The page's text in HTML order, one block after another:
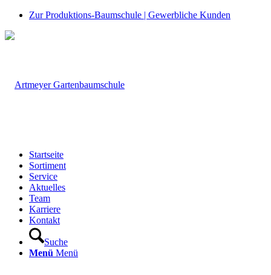
Zur Produktions-Baumschule | Gewerbliche Kunden
Startseite
Sortiment
Service
Aktuelles
Team
Karriere
Kontakt
Suche
Menü Menü